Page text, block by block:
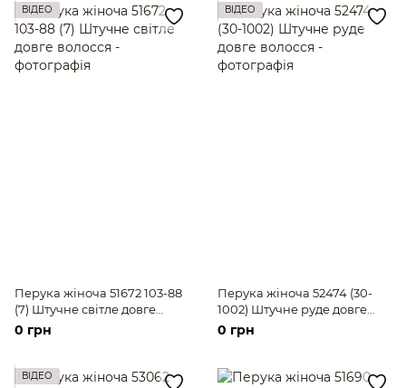
ВІДЕО
Перука жіноча 51672 103-88
(7) Штучне світле довге
волосся
0 грн
ВІДЕО
Перука жіноча 52474 (30-
1002) Штучне руде довге
волосся
0 грн
ВІДЕО